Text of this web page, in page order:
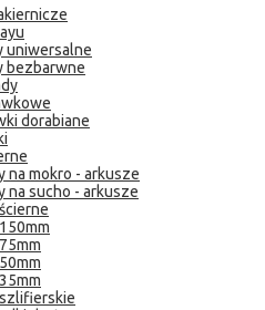
uniwersalne
bezbarwne
dorabiane
na mokro - arkusze
na sucho - arkusze
150mm
75mm
50mm
35mm